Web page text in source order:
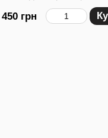
450 грн